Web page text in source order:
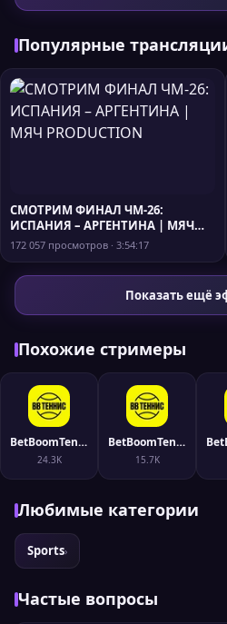
Популярные
СМОТРИМ ФИНАЛ ЧМ-26:
ИСПАНИЯ – АРГЕНТИНА | МЯЧ
PRODUCTION
172 057 просмотров · 3:54:17
Показать ещё
Похожие стримеры
BetBoomTennis
24.3K
BetBoomTennis2
15.7K
Любимые категории
Sports›
Частые вопросы